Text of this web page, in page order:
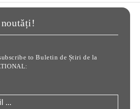
to Buletin de Știri de la